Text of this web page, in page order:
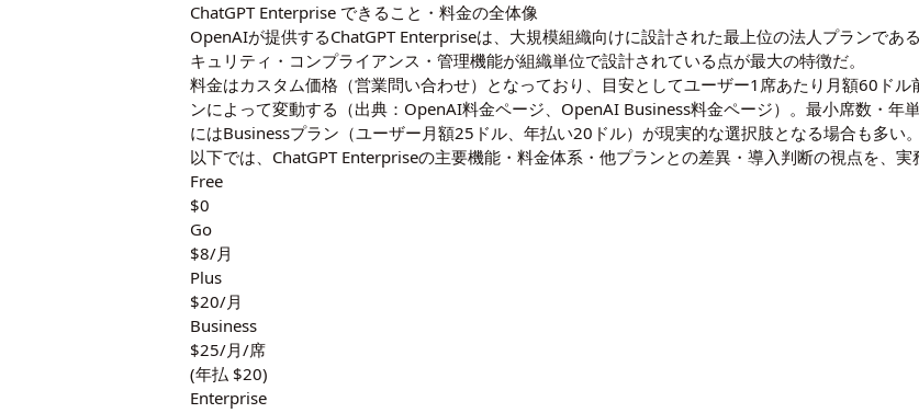
ChatGPT Enterprise できること・料金の全体像
OpenAIが提供するChatGPT Enterpriseは、大規模組織向けに設計された最上位の法人プランであ
キュリティ・コンプライアンス・管理機能が組織単位で設計されている点が最大の特徴だ。
料金はカスタム価格（営業問い合わせ）となっており、目安としてユーザー1席あたり月額60ド
ンによって変動する（出典： OpenAI料金ページ、 OpenAI Business料金ページ）。最小席数・年
にはBusinessプラン（ユーザー月額25ドル、年払い20ドル）が現実的な選択肢となる場合も多い。
以下では、ChatGPT Enterpriseの主要機能・料金体系・他プランとの差異・導入判断の視点を、実
Free
$0
Go
$8/月
Plus
$20/月
Business
$25/月/席
(年払 $20)
Enterprise